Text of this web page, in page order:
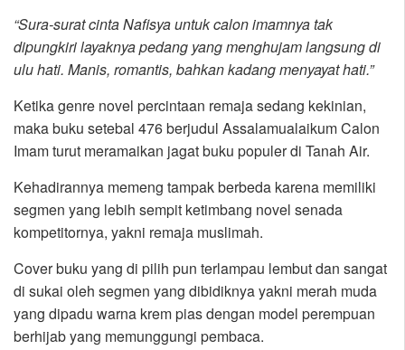
“Sura-surat cinta Nafisya untuk calon imamnya tak
dipungkiri layaknya pedang yang menghujam langsung di
ulu hati. Manis, romantis, bahkan kadang menyayat hati.”
Ketika genre novel percintaan remaja sedang kekinian,
maka buku setebal 476 berjudul Assalamualaikum Calon
Imam turut meramaikan jagat buku populer di Tanah Air.
Kehadirannya memeng tampak berbeda karena memiliki
segmen yang lebih sempit ketimbang novel senada
kompetitornya, yakni remaja muslimah.
Cover buku yang di pilih pun terlampau lembut dan sangat
di sukai oleh segmen yang dibidiknya yakni merah muda
yang dipadu warna krem pias dengan model perempuan
berhijab yang memunggungi pembaca.